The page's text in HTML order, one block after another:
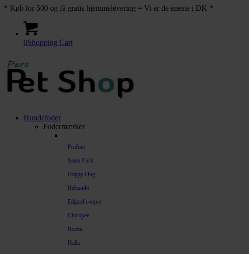
* Køb for 500 og få gratis hjemmelevering = Vi er de eneste i DK *
0Shopping Cart
Hundefoder
Fodermærker
Profine
Sams Field
Happy Dog
Belcando
Edgard cooper
Chicopee
Bozita
Halla